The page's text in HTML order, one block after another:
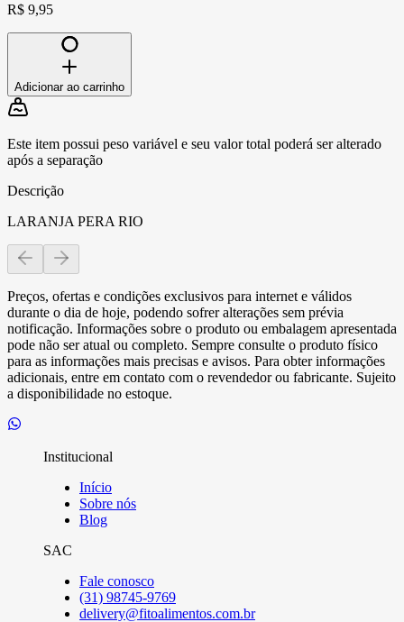
R$ 9,95
Adicionar ao carrinho
Este item possui peso variável e seu valor total poderá ser alterado
após a separação
Descrição
LARANJA PERA RIO
Preços, ofertas e condições exclusivos para internet e válidos
durante o dia de hoje, podendo sofrer alterações sem prévia
notificação. Informações sobre o produto ou embalagem apresentada
pode não ser atual ou completo. Sempre consulte o produto físico
para as informações mais precisas e avisos. Para obter informações
adicionais, entre em contato com o revendedor ou fabricante. Sujeito
a disponibilidade no estoque.
Institucional
Início
Sobre nós
Blog
SAC
Fale conosco
(31) 98745-9769
delivery@fitoalimentos.com.br